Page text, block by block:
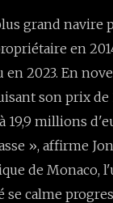
grand navire
en
en 2023. En
son prix
19,9 millions
», affirme
de Monaco,
se calme